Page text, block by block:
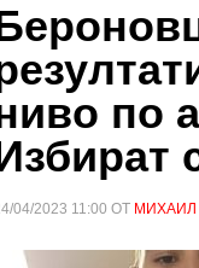
по
04/2023 11:00 ОТ